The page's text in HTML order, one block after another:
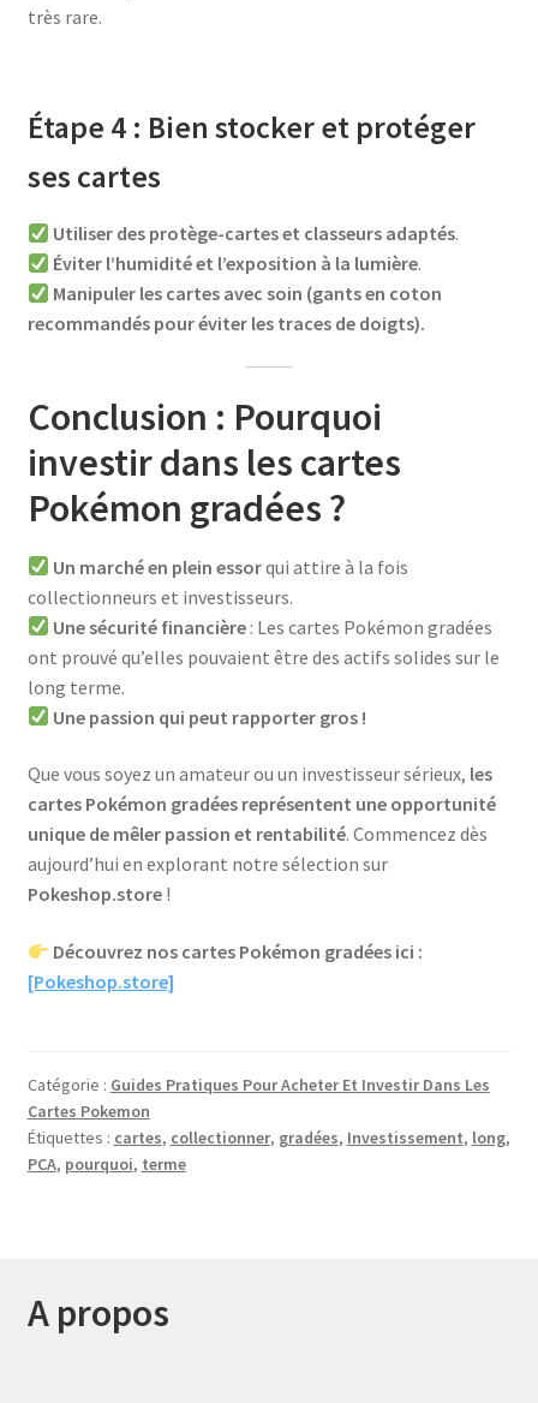
très rare.
Étape 4 : Bien stocker et protéger
ses cartes
Utiliser des protège-cartes et classeurs adaptés.
Éviter l’humidité et l’exposition à la lumière.
Manipuler les cartes avec soin (gants en coton
recommandés pour éviter les traces de doigts).
Conclusion : Pourquoi
investir dans les cartes
Pokémon gradées ?
Un marché en plein essorqui attire à la fois
collectionneurs et investisseurs.
Une sécurité financière: Les cartes Pokémon gradées
ont prouvé qu’elles pouvaient être des actifs solides sur le
long terme.
Une passion qui peut rapporter gros !
Que vous soyez un amateur ou un investisseur sérieux, les
cartes Pokémon gradées représentent une opportunité
unique de mêler passion et rentabilité. Commencez dès
aujourd’hui en explorant notre sélection sur
Pokeshop.store!
Découvrez nos cartes Pokémon gradées ici :
[Pokeshop.store]
Catégorie : Guides Pratiques Pour Acheter Et Investir Dans Les
Cartes Pokemon
Étiquettes : cartes, collectionner, gradées, Investissement, long,
PCA, pourquoi, terme
A propos